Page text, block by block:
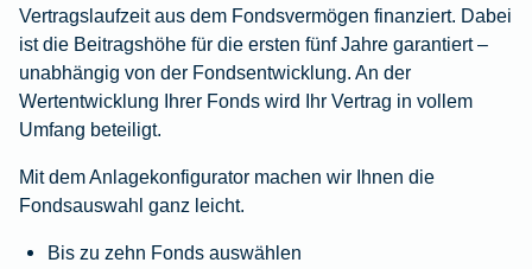
Vertragslaufzeit aus dem Fondsvermögen finanziert. Dabei
ist die Beitragshöhe für die ersten fünf Jahre garantiert –
unabhängig von der Fondsentwicklung. An der
Wertentwicklung Ihrer Fonds wird Ihr Vertrag in vollem
Umfang beteiligt.
Mit dem Anlagekonfigurator machen wir Ihnen die
Fondsauswahl ganz leicht.
Bis zu zehn Fonds auswählen